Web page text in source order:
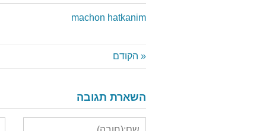
machon hatkanim
« הקודם
השארת תגובה